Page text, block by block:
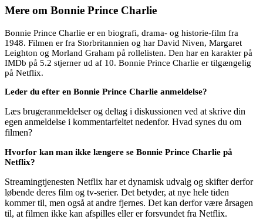
Mere om Bonnie Prince Charlie
Bonnie Prince Charlie er en biografi, drama- og historie-film fra
1948. Filmen er fra Storbritannien og har David Niven, Margaret
Leighton og Morland Graham på rollelisten. Den har en karakter på
IMDb på 5.2 stjerner ud af 10. Bonnie Prince Charlie er tilgængelig
på Netflix.
Leder du efter en Bonnie Prince Charlie anmeldelse?
Læs brugeranmeldelser og deltag i diskussionen ved at skrive din
egen anmeldelse i kommentarfeltet nedenfor. Hvad synes du om
filmen?
Hvorfor kan man ikke længere se Bonnie Prince Charlie på
Netflix?
Streamingtjenesten Netflix har et dynamisk udvalg og skifter derfor
løbende deres film og tv-serier. Det betyder, at nye hele tiden
kommer til, men også at andre fjernes. Det kan derfor være årsagen
til, at filmen ikke kan afspilles eller er forsvundet fra Netflix.